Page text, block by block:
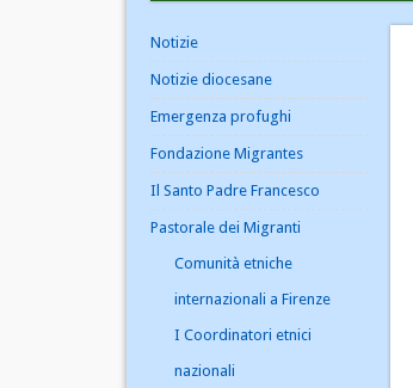
Notizie
Notizie diocesane
Emergenza profughi
Fondazione Migrantes
Il Santo Padre Francesco
Pastorale dei Migranti
Comunità etniche
internazionali a Firenze
I Coordinatori etnici
nazionali